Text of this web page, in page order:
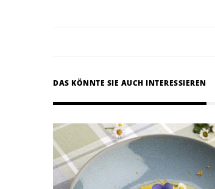
DAS KÖNNTE SIE AUCH INTERESSIEREN